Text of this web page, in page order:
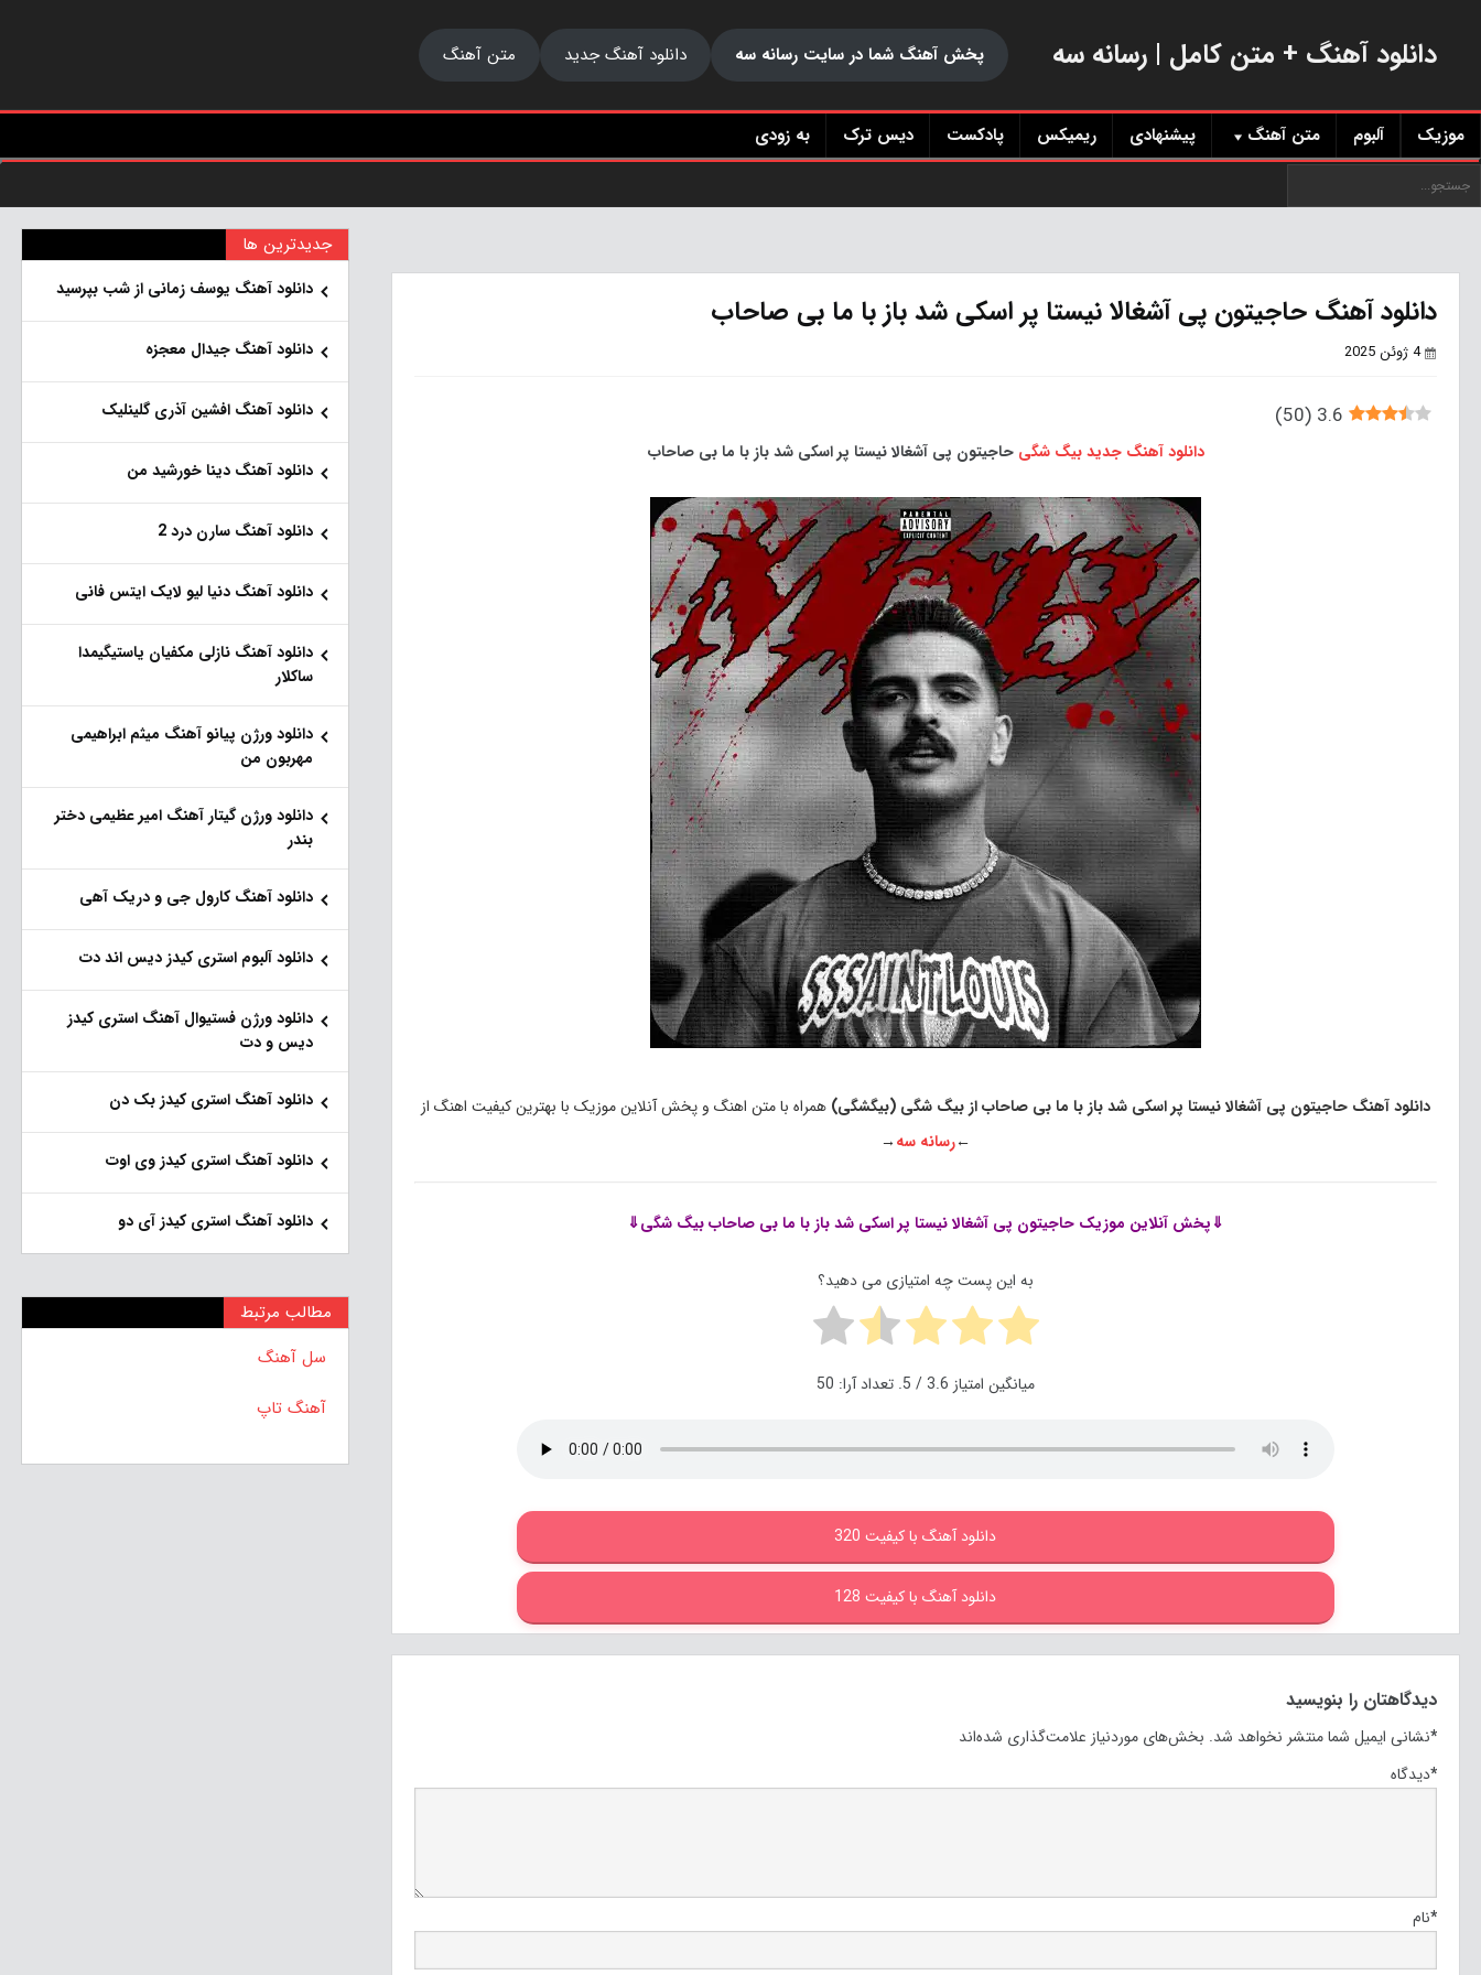
دانلود آهنگ + متن کامل | رسانه سه پخش آهنگ شما در سایت رسانه سه دانلود آهنگ جدید متن آهنگ
موزیک آلبوم متن آهنگ پیشنهادی ریمیکس پادکست دیس ترک به زودی
دانلود آهنگ حاجیتون پی آشغالا نیستا پر اسکی شد باز با ما بی صاحاب
4 ژوئن 2025
3.6
(
50
)
دانلود آهنگ جدید بیگ شگی حاجیتون پی آشغالا نیستا پر اسکی شد باز با ما بی صاحاب
دانلود آهنگ حاجیتون پی آشغالا نیستا پر اسکی شد باز با ما بی صاحاب از بیگ شگی (بیگشگی) همراه با متن اهنگ و پخش آنلاین موزیک با بهترین کیفیت اهنگ از
←رسانه سه→
⇓پخش آنلاین موزیک حاجیتون پی آشغالا نیستا پر اسکی شد باز با ما بی صاحاب بیگ شگی⇓
به این پست چه امتیازی می دهید؟
میانگین امتیاز 3.6 / 5. تعداد آرا: 50
دانلود آهنگ با کیفیت 320
دانلود آهنگ با کیفیت 128
دیدگاهتان را بنویسید
نشانی ایمیل شما منتشر نخواهد شد. بخش‌های موردنیاز علامت‌گذاری شده‌اند
*
دیدگاه*
نام*
جدیدترین ها
دانلود آهنگ یوسف زمانی از شب بپرسید
دانلود آهنگ جیدال معجزه
دانلود آهنگ افشین آذری گلینلیک
دانلود آهنگ دینا خورشید من
دانلود آهنگ سارن درد 2
دانلود آهنگ دنیا لیو لایک ایتس فانی
دانلود آهنگ نازلی مکفیان یاستیگیمدا
ساکلار
دانلود ورژن پیانو آهنگ میثم ابراهیمی
مهربون من
دانلود ورژن گیتار آهنگ امیر عظیمی دختر
بندر
دانلود آهنگ کارول جی و دریک آهی
دانلود آلبوم استری کیدز دیس اند دت
دانلود ورژن فستیوال آهنگ استری کیدز
دیس و دت
دانلود آهنگ استری کیدز بک دن
دانلود آهنگ استری کیدز وی اوت
دانلود آهنگ استری کیدز آی دو
مطالب مرتبط
سل آهنگ
آهنگ تاپ